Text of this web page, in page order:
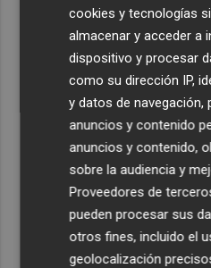
Últimas Noticias
El pregón de Festes d'Elx
Emergencias activa la
Sierra Engarcerán por el
España restablece los
viajeros procedentes de
El homenaje a Ferran Torres
cookies y tecnologías
almacenar y acceder a
dispositivo y procesar
como su dirección IP,
y datos de navegación,
anuncios y contenido
anuncios y contenido,
sobre la audiencia y
Proveedores de
pueden procesar sus
otros fines, incluido el
geolocalización